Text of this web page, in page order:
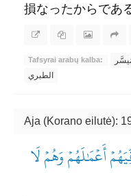
損なったからであ
Tafsyrai arabų kalba:
الطبري
Aja (Korano eilutė):
أَعۡمَٰلَهُمۡ وَهُمۡ لَا